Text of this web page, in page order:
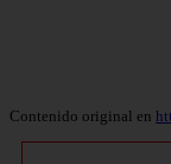
Contenido original en